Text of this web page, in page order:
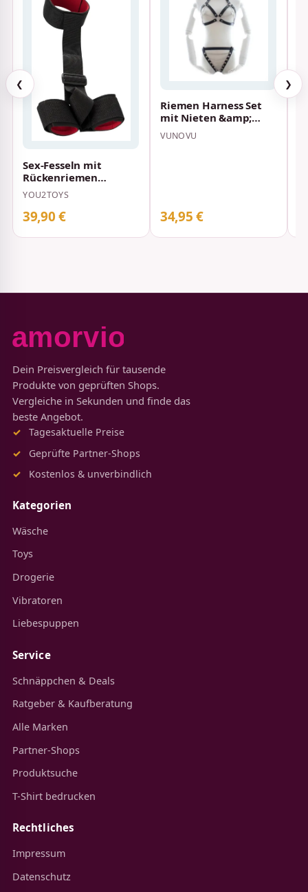
❮
Sex-Fesseln mit
Rückenriemen
You2Toys Schwarz
YOU2TOYS
39,90 €
Riemen Harness Set
mit Nieten &amp;
Ketten
VUNOVU
34,95 €
❯
Dein Preisvergleich für tausende
Produkte von geprüften Shops.
Vergleiche in Sekunden und finde das
beste Angebot.
Tagesaktuelle Preise
Geprüfte Partner-Shops
Kostenlos & unverbindlich
Kategorien
Wäsche
Toys
Drogerie
Vibratoren
Liebespuppen
Service
Schnäppchen & Deals
Ratgeber & Kaufberatung
Alle Marken
Partner-Shops
Produktsuche
T-Shirt bedrucken
Rechtliches
Impressum
Datenschutz